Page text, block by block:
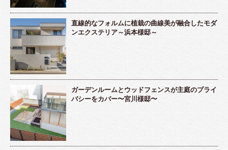
直線的なフォルムに植栽の曲線美が融合したモダ
ンエクステリア～浜本様邸～
ガーデンルームとウッドフェンスが主庭のプライ
バシーをカバー〜宮川様邸〜